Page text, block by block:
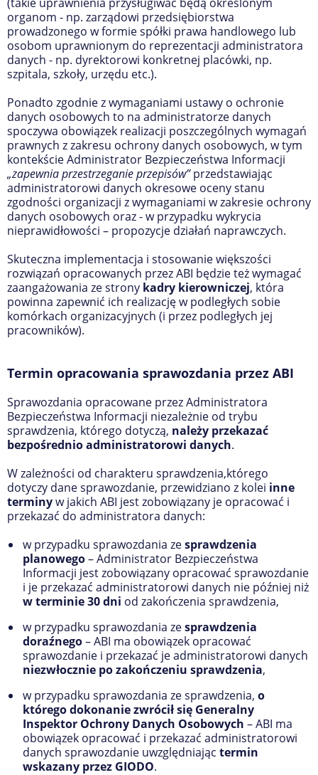
organom - np. zarządowi przedsiębiorstwa
prowadzonego w formie spółki prawa handlowego lub
osobom uprawnionym do reprezentacji administratora
danych - np. dyrektorowi konkretnej placówki, np.
szpitala, szkoły, urzędu etc.).
Ponadto zgodnie z wymaganiami ustawy o ochronie
danych osobowych to na administratorze danych
spoczywa obowiązek realizacji poszczególnych wymagań
prawnych z zakresu ochrony danych osobowych, w tym
kontekście Administrator Bezpieczeństwa Informacji
„zapewnia przestrzeganie przepisów”przedstawiając
administratorowi danych okresowe oceny stanu
zgodności organizacji z wymaganiami w zakresie ochrony
danych osobowych oraz - w przypadku wykrycia
nieprawidłowości – propozycje działań naprawczych.
Skuteczna implementacja i stosowanie większości
rozwiązań opracowanych przez ABI będzie też wymagać
zaangażowania ze strony kadry kierowniczej, która
powinna zapewnić ich realizację w podległych sobie
komórkach organizacyjnych (i przez podległych jej
pracowników).
Termin opracowania sprawozdania przez ABI
Sprawozdania opracowane przez Administratora
Bezpieczeństwa Informacji niezależnie od trybu
sprawdzenia, którego dotyczą, należy przekazać
bezpośrednio administratorowi danych.
W zależności od charakteru sprawdzenia,którego
dotyczy dane sprawozdanie, przewidziano z kolei inne
terminyw jakich ABI jest zobowiązany je opracować i
przekazać do administratora danych:
w przypadku sprawozdania zesprawdzenia
planowego– Administrator Bezpieczeństwa
Informacji jest zobowiązany opracować sprawozdanie
i je przekazać administratorowi danych nie później niż
w terminie 30 dni od zakończenia sprawdzenia,
w przypadku sprawozdania zesprawdzenia
doraźnego– ABI ma obowiązek opracować
sprawozdanie i przekazać je administratorowi danych
niezwłocznie po zakończeniu sprawdzenia,
w przypadku sprawozdania ze sprawdzenia, o
którego dokonanie zwrócił się Generalny
Inspektor Ochrony Danych Osobowych – ABI ma
obowiązek opracować i przekazać administratorowi
danych sprawozdanie uwzględniając termin
wskazany przez GIODO.